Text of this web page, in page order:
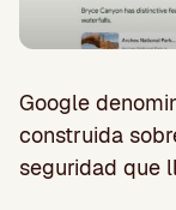
Google
construida
seguridad que